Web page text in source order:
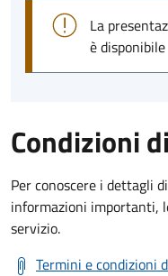
La
è disponibile
Condizioni
Per conoscere i dettagli
informazioni importanti,
servizio.
Termini e condizioni